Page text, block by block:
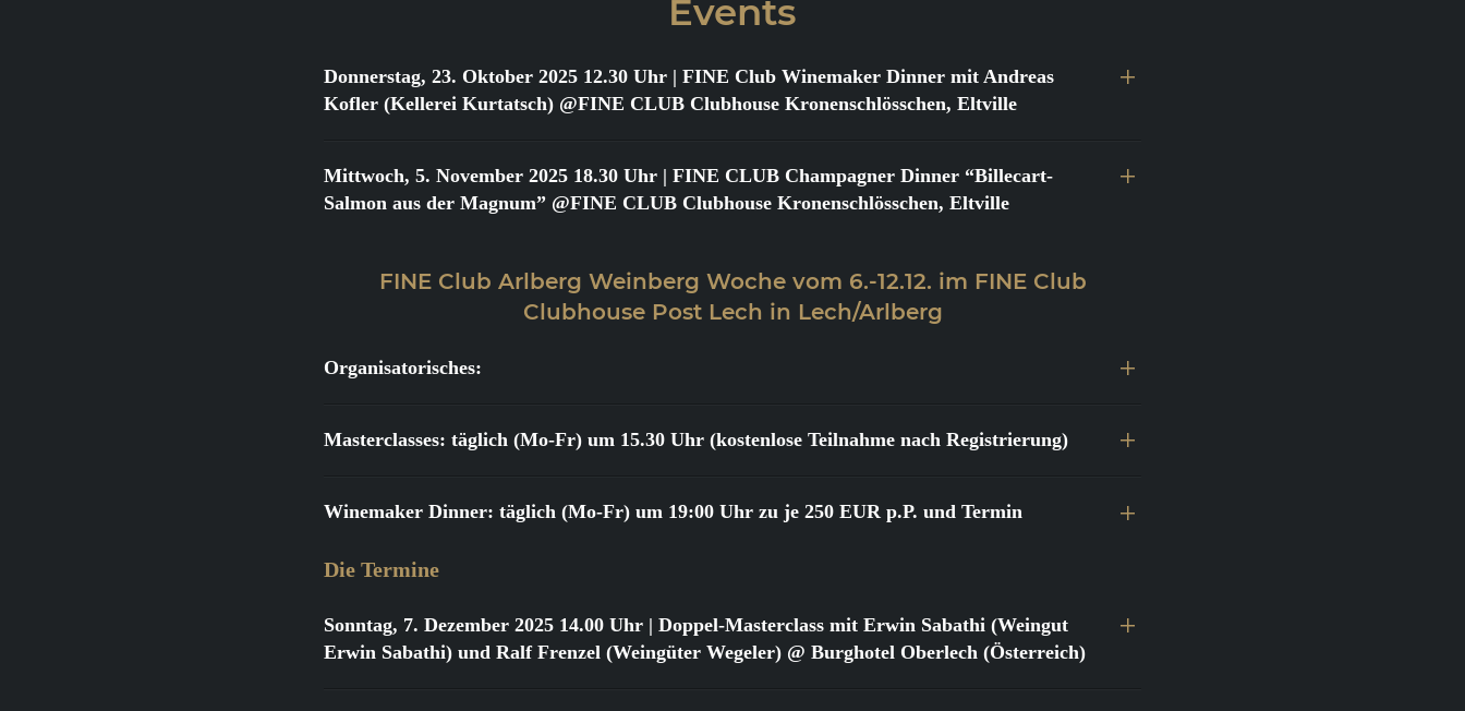
Events
Donnerstag, 23. Oktober 2025 12.30 Uhr | FINE Club Winemaker Dinner mit Andreas
Kofler (Kellerei Kurtatsch) @FINE CLUB Clubhouse Kronenschlösschen, Eltville
Mittwoch, 5. November 2025 18.30 Uhr | FINE CLUB Champagner Dinner “Billecart-
Salmon aus der Magnum” @FINE CLUB Clubhouse Kronenschlösschen, Eltville
FINE Club Arlberg Weinberg Woche vom 6.-12.12. im FINE Club
Clubhouse Post Lech in Lech/Arlberg
Organisatorisches:
Masterclasses: täglich (Mo-Fr) um 15.30 Uhr (kostenlose Teilnahme nach Registrierung)
Winemaker Dinner: täglich (Mo-Fr) um 19:00 Uhr zu je 250 EUR p.P. und Termin
Die Termine
Sonntag, 7. Dezember 2025 14.00 Uhr | Doppel-Masterclass mit Erwin Sabathi (Weingut
Erwin Sabathi) und Ralf Frenzel (Weingüter Wegeler) @ Burghotel Oberlech (Österreich)